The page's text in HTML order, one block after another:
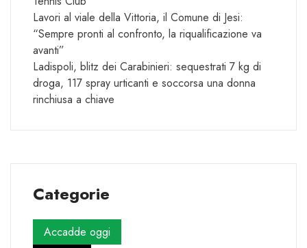
Lavori al viale della Vittoria, il Comune di Jesi:
“Sempre pronti al confronto, la riqualificazione va
avanti”
Ladispoli, blitz dei Carabinieri: sequestrati 7 kg di
droga, 117 spray urticanti e soccorsa una donna
rinchiusa a chiave
Categorie
Accadde oggi